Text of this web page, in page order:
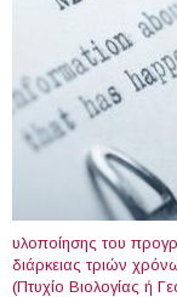
υλοποίησης του
διάρκειας τριών
(Πτυχίο Βιολογίας ή